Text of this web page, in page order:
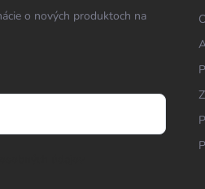
o nových produktoch na